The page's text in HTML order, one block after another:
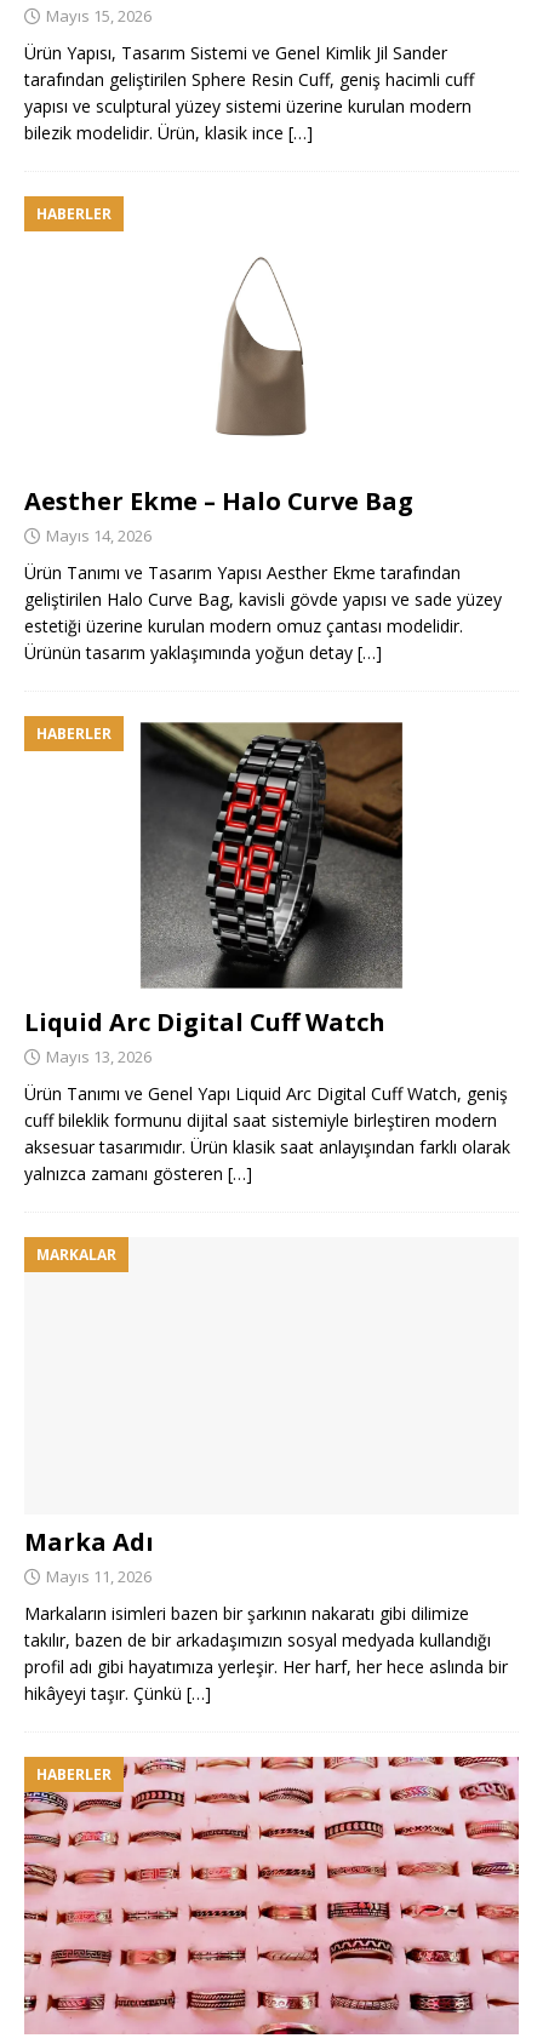
Mayıs 15, 2026
Ürün Yapısı, Tasarım Sistemi ve Genel Kimlik Jil Sander
tarafından geliştirilen Sphere Resin Cuff, geniş hacimli cuff
yapısı ve sculptural yüzey sistemi üzerine kurulan modern
bilezik modelidir. Ürün, klasik ince […]
HABERLER
Aesther Ekme – Halo Curve Bag
Mayıs 14, 2026
Ürün Tanımı ve Tasarım Yapısı Aesther Ekme tarafından
geliştirilen Halo Curve Bag, kavisli gövde yapısı ve sade yüzey
estetiği üzerine kurulan modern omuz çantası modelidir.
Ürünün tasarım yaklaşımında yoğun detay […]
HABERLER
Liquid Arc Digital Cuff Watch
Mayıs 13, 2026
Ürün Tanımı ve Genel Yapı Liquid Arc Digital Cuff Watch, geniş
cuff bileklik formunu dijital saat sistemiyle birleştiren modern
aksesuar tasarımıdır. Ürün klasik saat anlayışından farklı olarak
yalnızca zamanı gösteren […]
MARKALAR
Marka Adı
Mayıs 11, 2026
Markaların isimleri bazen bir şarkının nakaratı gibi dilimize
takılır, bazen de bir arkadaşımızın sosyal medyada kullandığı
profil adı gibi hayatımıza yerleşir. Her harf, her hece aslında bir
hikâyeyi taşır. Çünkü […]
HABERLER